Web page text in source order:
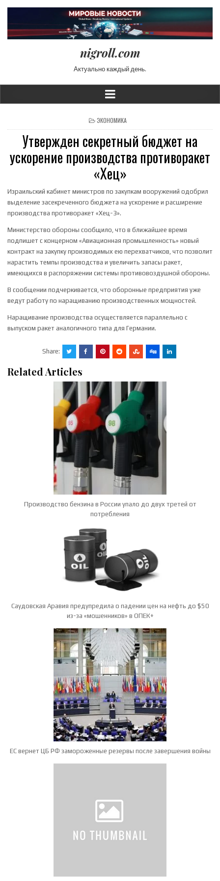
nigroll.com
Актуально каждый день.
POSTED IN
ЭКОНОМИКА
Утвержден секретный бюджет на
ускорение производства противоракет
«Хец»
Израильский кабинет министров по закупкам вооружений одобрил
выделение засекреченного бюджета на ускорение и расширение
производства противоракет «Хец-3».
Министерство обороны сообщило, что в ближайшее время
подпишет с концерном «Авиационная промышленность» новый
контракт на закупку производимых ею перехватчиков, что позволит
нарастить темпы производства и увеличить запасы ракет,
имеющихся в распоряжении системы противовоздушной обороны.
В сообщении подчеркивается, что оборонные предприятия уже
ведут работу по наращиванию производственных мощностей.
Наращивание производства осуществляется параллельно с
выпуском ракет аналогичного типа для Германии.
Share:
Related Articles
Производство бензина в России упало до двух третей от
потребления
Саудовская Аравия предупредила о падении цен на нефть до $50
из-за «мошенников» в ОПЕК+
ЕС вернет ЦБ РФ замороженные резервы после завершения войны